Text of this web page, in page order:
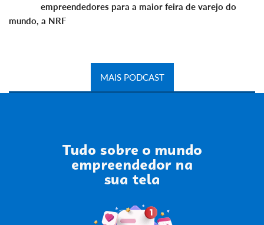
empreendedores para a maior feira de varejo do
mundo, a NRF
MAIS PODCAST